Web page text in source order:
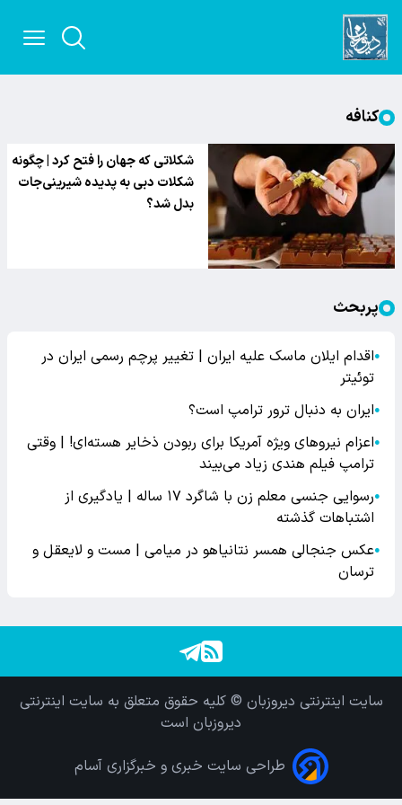
کنافه
شکلاتی که جهان را فتح کرد | چگونه
شکلات دبی به پدیده شیرینی‌جات
بدل شد؟
پربحث
●اقدام ایلان ماسک علیه ایران | تغییر پرچم رسمی ایران در
توئیتر
●ایران به دنبال ترور ترامپ است؟
●اعزام نیروهای ویژه آمریکا برای ربودن ذخایر هسته‌ای! | وقتی
ترامپ فیلم هندی زیاد می‌بیند
●
رسوایی جنسی معلم زن با شاگرد ۱۷ ساله | یادگیری از
اشتباهات گذشته
●عکس جنجالی همسر نتانیاهو در میامی | مست و لایعقل و
ترسان
سایت اینترنتی دیروزبان © کلیه حقوق متعلق به سایت اینترنتی
دیروزبان است
طراحی سایت خبری و خبرگزاری آسام